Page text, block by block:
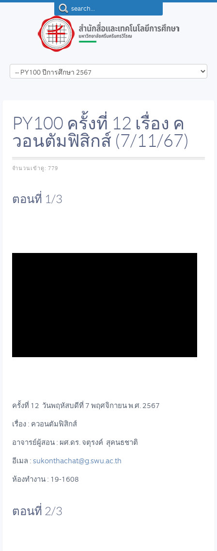
PY100 ครั้งที่ 12 เรื่อง ค
วอนตัมฟิสิกส์ (7/11/67)
จำนวนเข้าดู: 779
ตอนที่ 1/3
ครั้งที่ 12 วันพฤหัสบดีที่ 7 พฤศจิกายน พ.ศ. 2567
เรื่อง : ควอนตัมฟิสิกส์
อาจารย์ผู้สอน : ผศ.ดร. จตุรงค์ สุคนธชาติ
อีเมล : sukonthachat@g.swu.ac.th
ห้องทำงาน : 19-1608
ตอนที่ 2/3